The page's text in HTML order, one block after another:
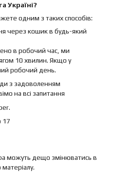
Україні?
одним з таких способів:
через кошик в будь-який
в робочий час, ми
10 хвилин. Якщо у
робочий день.
з задоволенням
на всі запитання
17
можуть дещо змінюватись в